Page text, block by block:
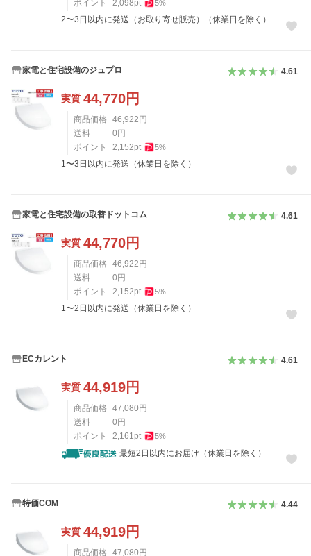
ポイント
2,098pt 5%
2〜3日以内に発送（お取り寄せ販売）（休業日を除く）
家電と住宅設備のジュプロ 4.61
実質 44,770円
商品価格 46,922 円
送料
0 円
ポイント
2,152pt 5%
1〜3日以内に発送（休業日を除く）
家電と住宅設備の取替ドットコム 4.61
実質 44,770円
商品価格 46,922 円
送料
0 円
ポイント
2,152pt 5%
1〜2日以内に発送（休業日を除く）
ECカレント 4.61
実質 44,919円
商品価格 47,080 円
送料
0 円
ポイント
2,161pt 5%
最短2日以内にお届け（休業日を除く）
特価COM 4.44
実質 44,919円
商品価格 47,080 円